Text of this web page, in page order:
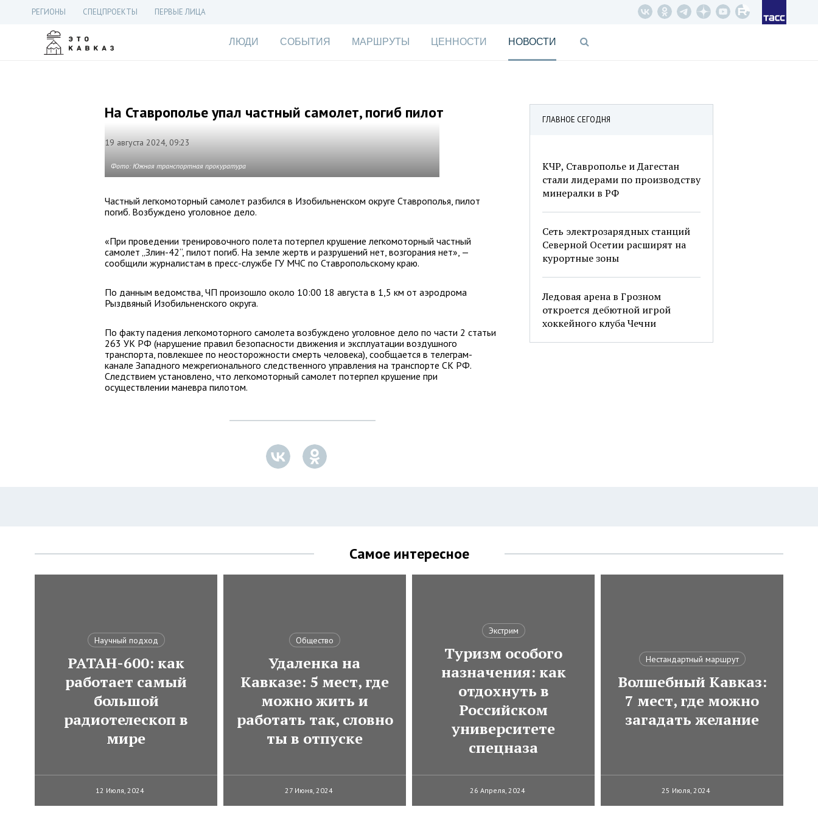
РЕГИОНЫ СПЕЦПРОЕКТЫ ПЕРВЫЕ ЛИЦА
ЛЮДИ СОБЫТИЯ МАРШРУТЫ ЦЕННОСТИ НОВОСТИ
ГЛАВНОЕ СЕГОДНЯ
КЧР, Ставрополье и Дагестан
стали лидерами по производству
минералки в РФ
Сеть электрозарядных станций
Северной Осетии расширят на
курортные зоны
Ледовая арена в Грозном
откроется дебютной игрой
хоккейного клуба Чечни
На Ставрополье упал частный самолет, погиб пилот
19 августа 2024, 09:23
Фото: Южная транспортная прокуратура
Частный легкомоторный самолет разбился в Изобильненском округе Ставрополья, пилот
погиб. Возбуждено уголовное дело.
«При проведении тренировочного полета потерпел крушение легкомоторный частный
самолет „Злин-42“, пилот погиб. На земле жертв и разрушений нет, возгорания нет», —
сообщили журналистам в пресс-службе ГУ МЧС по Ставропольскому краю.
По данным ведомства, ЧП произошло около 10:00 18 августа в 1,5 км от аэродрома
Рыздвяный Изобильненского округа.
По факту падения легкомоторного самолета возбуждено уголовное дело по части 2 статьи
263 УК РФ (нарушение правил безопасности движения и эксплуатации воздушного
транспорта, повлекшее по неосторожности смерть человека), сообщается в телеграм-
канале Западного межрегионального следственного управления на транспорте СК РФ.
Следствием установлено, что легкомоторный самолет потерпел крушение при
осуществлении маневра пилотом.
Самое интересное
Научный подход
РАТАН-600: как
работает самый
большой
радиотелескоп в
мире
12 Июля, 2024
Общество
Удаленка на
Кавказе: 5 мест, где
можно жить и
работать так, словно
ты в отпуске
27 Июня, 2024
Экстрим
Туризм особого
назначения: как
отдохнуть в
Российском
университете
спецназа
26 Апреля, 2024
Нестандартный маршрут
Волшебный Кавказ:
7 мест, где можно
загадать желание
25 Июля, 2024